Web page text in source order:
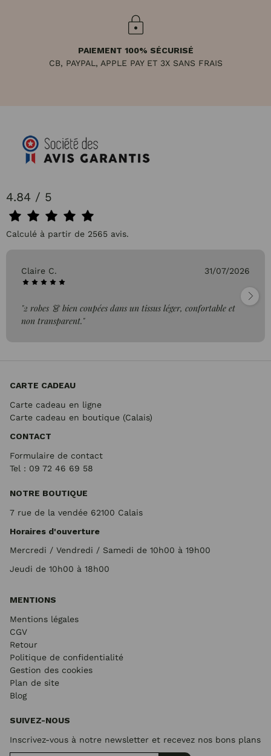
PAIEMENT 100% SÉCURISÉ
CB, PAYPAL, APPLE PAY ET 3X SANS FRAIS
4.84 / 5
Calculé à partir de 2565 avis.
Claire C. 31/07/2026
"2 robes 👗 bien coupées dans un tissus léger, confortable et
non transparent."
CARTE CADEAU
Carte cadeau en ligne
Carte cadeau en boutique (Calais)
CONTACT
Formulaire de contact
Tel : 09 72 46 69 58
NOTRE BOUTIQUE
7 rue de la vendée 62100 Calais
Horaires d'ouverture
Mercredi / Vendredi / Samedi de 10h00 à 19h00
Jeudi de 10h00 à 18h00
MENTIONS
Mentions légales
CGV
Retour
Politique de confidentialité
Gestion des cookies
Plan de site
Blog
SUIVEZ-NOUS
Inscrivez-vous à notre newsletter et recevez nos bons plans